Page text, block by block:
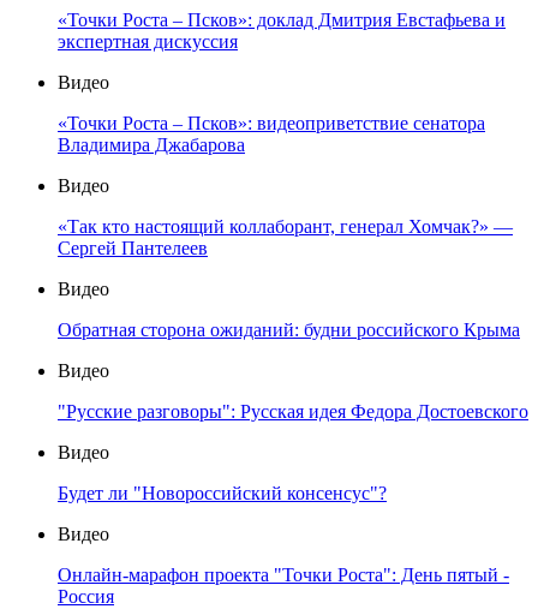
«Точки Роста – Псков»: доклад Дмитрия Евстафьева и
экспертная дискуссия
Видео
«Точки Роста – Псков»: видеоприветствие сенатора
Владимира Джабарова
Видео
«Так кто настоящий коллаборант, генерал Хомчак?» —
Сергей Пантелеев
Видео
Обратная сторона ожиданий: будни российского Крыма
Видео
"Русские разговоры": Русская идея Федора Достоевского
Видео
Будет ли "Новороссийский консенсус"?
Видео
Онлайн-марафон проекта "Точки Роста": День пятый -
Россия